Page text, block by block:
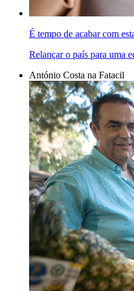
É tempo de acabar com
Relançar o país para uma
António Costa na Fatacil